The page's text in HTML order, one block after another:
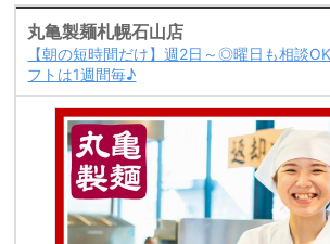
丸亀製麺札幌石山店
【朝の短時間だけ】週2日～◎曜日も相談
フトは1週間毎♪